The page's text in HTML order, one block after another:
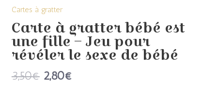
Cartes à gratter
Carte à gratter bébé est
une fille – Jeu pour
révéler le sexe de bébé
3,50€ 2,80€